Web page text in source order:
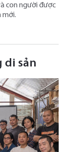
con người được
mới.
di sản